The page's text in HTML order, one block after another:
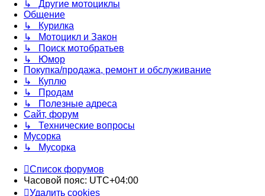
↳ Другие мотоциклы
Общение
↳ Курилка
↳ Мотоцикл и Закон
↳ Поиск мотобратьев
↳ Юмор
Покупка/продажа, ремонт и обслуживание
↳ Куплю
↳ Продам
↳ Полезные адреса
Сайт, форум
↳ Технические вопросы
Мусорка
↳ Мусорка
Список форумов
Часовой пояс: UTC+04:00
Удалить cookies